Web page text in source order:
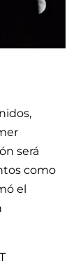
será
como
el